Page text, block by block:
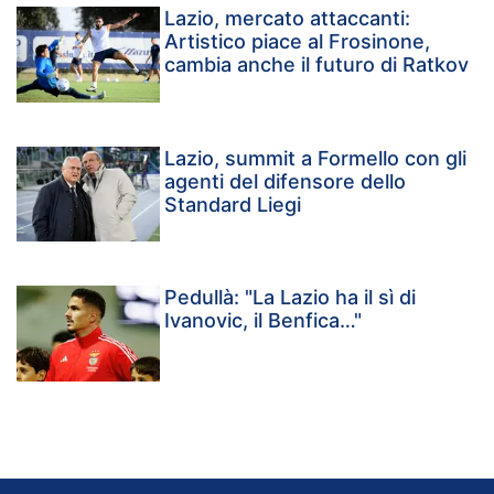
Lazio, mercato attaccanti:
Artistico piace al Frosinone,
cambia anche il futuro di Ratkov
Lazio, summit a Formello con gli
agenti del difensore dello
Standard Liegi
Pedullà: "La Lazio ha il sì di
Ivanovic, il Benfica…"